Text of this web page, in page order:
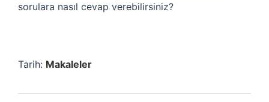
sorulara nasıl cevap verebilirsiniz?
Tarih: Makaleler